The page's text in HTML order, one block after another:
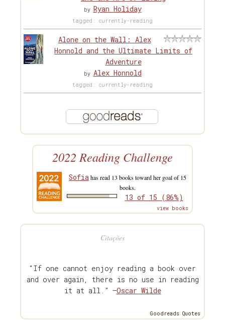
by Ryan Holiday
tagged: currently-reading
Alone on the Wall: Alex
Honnold and the Ultimate Limits of
Adventure
by Alex Honnold
tagged: currently-reading
2022 Reading Challenge
Sofiahas read 13 books toward her goal of 15
books.
13 of 15 (86%)
view books
Citações
“If one cannot enjoy reading a book over
and over again, there is no use in reading
it at all.” —Oscar Wilde
Goodreads Quotes